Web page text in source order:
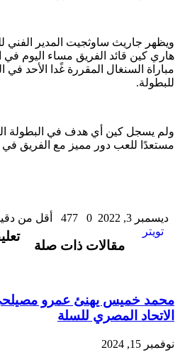
ويظهر جاريث ساوثجيت المدير الفني
هاري كين قائد الفريق مساء اليوم في
مباراة السنغال المقررة غًدا الأحد في
للبطولة.
ولم يسجل كين أي هدف في البطولة
مستعدًا للعب دور مميز مع الفريق في
ديسمبر 3, 2022 0 أقل من
تويتر
مقالات ذات صلة
محمد خميس يهنئ عمرو مصيلحي
الاتحاد المصري للسلة
نوفمبر 15, 2024